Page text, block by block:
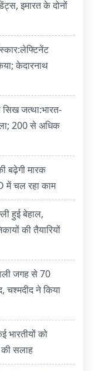
इमारत के दोनों
केदारनाथ
सिख जत्था:भारत-
200 से अधिक
बढ़ेगी मारक
में चल रहा काम
हुई बेहाल,
की तैयारियों
जगह से 70
चश्मदीद ने किया
भारतीयों को
की सलाह